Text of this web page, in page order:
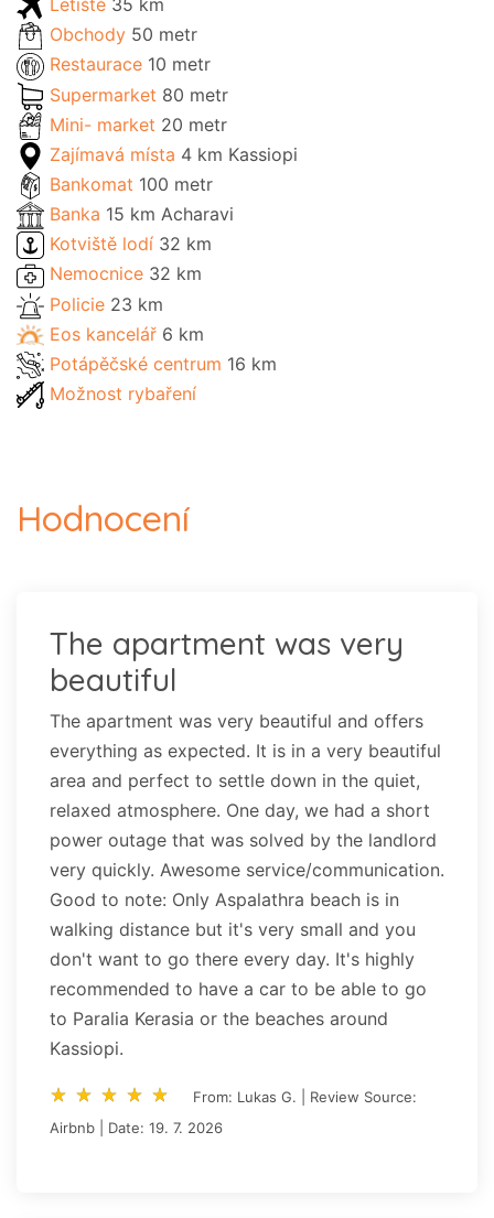
Letiště 35 km
Obchody 50 metr
Restaurace 10 metr
Supermarket 80 metr
Mini- market 20 metr
Zajímavá místa 4 km Kassiopi
Bankomat 100 metr
Banka 15 km Acharavi
Kotviště lodí 32 km
Nemocnice 32 km
Policie 23 km
Eos kancelář 6 km
Potápěčské centrum 16 km
Možnost rybaření
Hodnocení
The apartment was very
beautiful
The apartment was very beautiful and offers
everything as expected. It is in a very beautiful
area and perfect to settle down in the quiet,
relaxed atmosphere. One day, we had a short
power outage that was solved by the landlord
very quickly. Awesome service/communication.
Good to note: Only Aspalathra beach is in
walking distance but it's very small and you
don't want to go there every day. It's highly
recommended to have a car to be able to go
to Paralia Kerasia or the beaches around
Kassiopi.
star_rate star_rate star_rate star_rate star_rate
star_rate star_rate star_rate star_rate star_rate
From: Lukas G. | Review Source:
Airbnb | Date: 19. 7. 2026